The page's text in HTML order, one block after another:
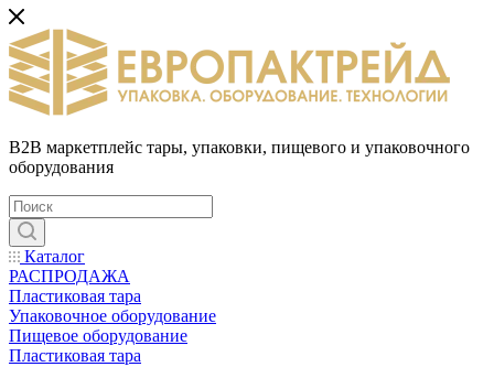
B2B маркетплейс тары, упаковки, пищевого и упаковочного
оборудования
Каталог
РАСПРОДАЖА
Пластиковая тара
Упаковочное оборудование
Пищевое оборудование
Пластиковая тара